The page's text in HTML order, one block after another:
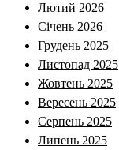
Лютий 2026
Січень 2026
Грудень 2025
Листопад 2025
Жовтень 2025
Вересень 2025
Серпень 2025
Липень 2025